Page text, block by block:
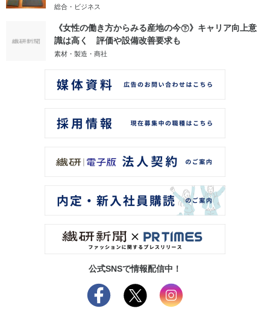
総合・ビジネス
《女性の働き方からみる産地の今㊦》キャリア向上意
識は高く 評価や設備改善要求も
素材・製造・商社
公式SNSで情報配信中！